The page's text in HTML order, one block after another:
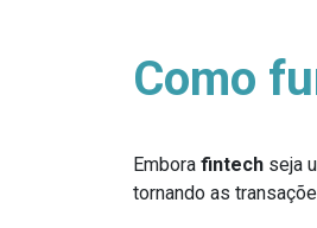
Como
Embora fintech seja
tornando as